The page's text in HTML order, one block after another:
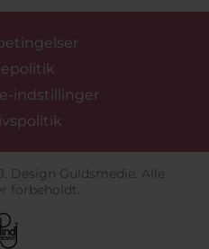
indstillinger
Design Guldsmedie. Alle
forbeholdt.